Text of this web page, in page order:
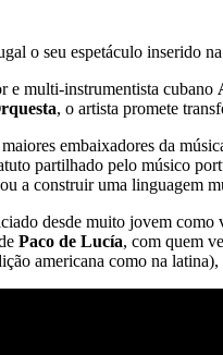
o seu espetáculo inserido
e multi-instrumentista cubano
, o artista promete
embaixadores da
partilhado pelo músico
a construir uma linguagem
desde muito jovem como
Paco de Lucía, com quem
americana como na